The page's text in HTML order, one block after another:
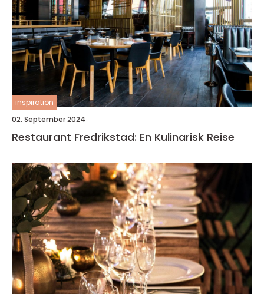
inspiration
02. September 2024
Restaurant Fredrikstad: En Kulinarisk Reise